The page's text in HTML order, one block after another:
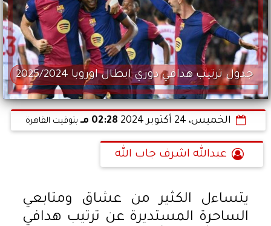
جدول ترتيب هدافي دوري ابطال اوروبا 2025/2024
الخميس، 24 أكتوبر 2024 02:28 مـ بتوقيت القاهرة
عبدالله اشرف جاب الله
يتساءل الكثير من عشاق ومتابعي
الساحرة المستديرة عن ترتيب هدافي